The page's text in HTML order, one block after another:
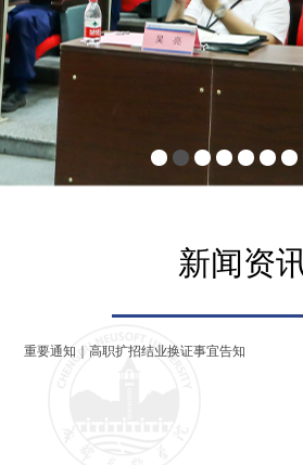
新闻资
重要通知｜高职扩招结业换证事宜告知